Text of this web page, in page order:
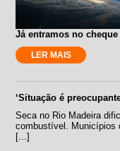
Já entramos no
LER MAIS
‘Situação é
Seca no Rio Madeira
combustível. Municípios
[...]